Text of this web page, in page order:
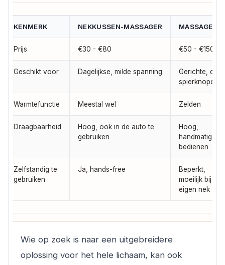
KENMERK NEKKUSSEN-MASSAGER
Prijs €30 - €80 €50 - €150
Geschikt voor Dagelijkse, milde spanning
Gerichte,
spierknopen
Warmtefunctie Meestal wel Zelden
Draagbaarheid
Hoog, ook in de auto te
gebruiken
Hoog,
handmatig
bedienen
Zelfstandig te
gebruiken
Ja, hands-free
Beperkt,
moeilijk bij
eigen nek
Wie op zoek is naar een uitgebreidere
oplossing voor het hele lichaam, kan ook